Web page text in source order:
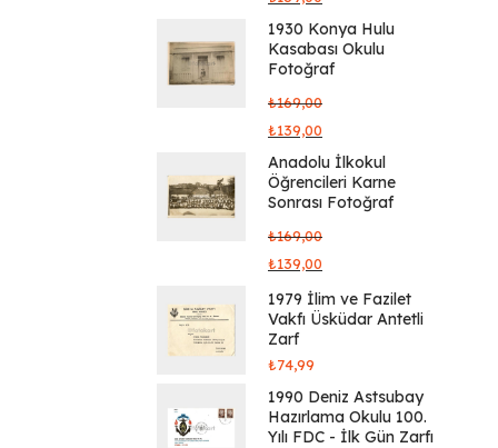
1930 Konya Hulu
Kasabası Okulu
Fotoğraf
₺169,00
₺139,00
Anadolu İlkokul
Öğrencileri Karne
Sonrası Fotoğraf
₺169,00
₺139,00
1979 İlim ve Fazilet
Vakfı Üsküdar Antetli
Zarf
₺74,99
1990 Deniz Astsubay
Hazırlama Okulu 100.
Yılı FDC - İlk Gün Zarfı